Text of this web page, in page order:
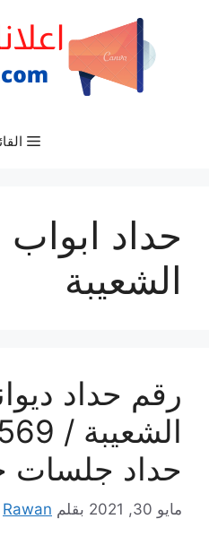
حداد ابواب
الشعيبة
رقم حداد
حداد جلسات
مايو 30, 2021 بقلم Rawan